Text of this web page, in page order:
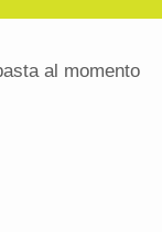
al momento